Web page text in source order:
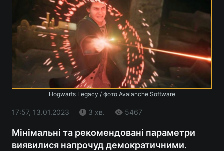
Hogwarts Legacy / фото Avalanche Software
17:57, 13.01.2023 3 хв. 5467
Мінімальні та рекомендовані параметри
виявилися напрочуд демократичними.